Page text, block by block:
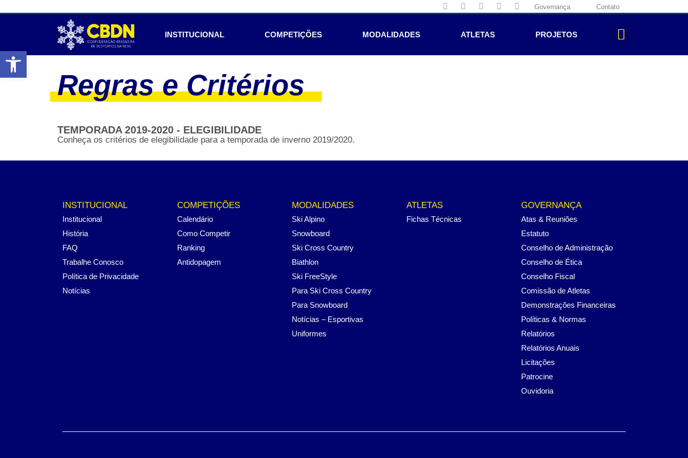
Governança Contato
INSTITUCIONAL COMPETIÇÕES MODALIDADES ATLETAS PROJETOS
Regras e Critérios
TEMPORADA 2019-2020 - ELEGIBILIDADE
Conheça os critérios de elegibilidade para a temporada de inverno 2019/2020.
INSTITUCIONAL
Institucional
História
FAQ
Trabalhe Conosco
Política de Privacidade
Notícias
COMPETIÇÕES
Calendário
Como Competir
Ranking
Antidopagem
MODALIDADES
Ski Alpino
Snowboard
Ski Cross Country
Biathlon
Ski FreeStyle
Para Ski Cross Country
Para Snowboard
Notícias – Esportivas
Uniformes
ATLETAS
Fichas Técnicas
GOVERNANÇA
Atas & Reuniões
Estatuto
Conselho de Administração
Conselho de Ética
Conselho Fiscal
Comissão de Atletas
Demonstrações Financeiras
Políticas & Normas
Relatórios
Relatórios Anuais
Licitações
Patrocine
Ouvidoria
Abrir a barra de ferramentas